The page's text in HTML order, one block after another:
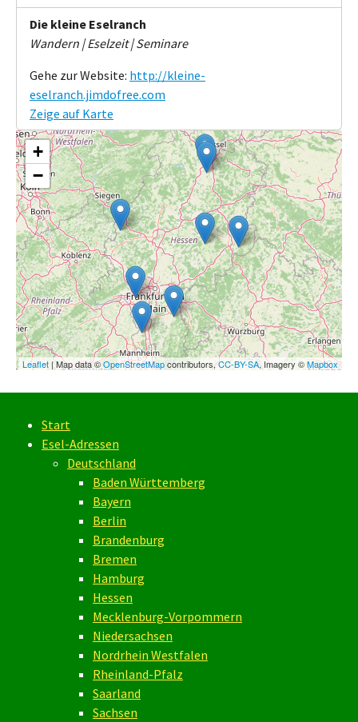
Die kleine Eselranch
Wandern | Eselzeit | Seminare
Gehe zur Website: http://kleine-
eselranch.jimdofree.com
Zeige auf Karte
+
−
Leaflet | Map data ©OpenStreetMapcontributors,CC-BY-SA, Imagery ©Mapbox
Start
Esel-Adressen
Deutschland
Baden Württemberg
Bayern
Berlin
Brandenburg
Bremen
Hamburg
Hessen
Mecklenburg-Vorpommern
Niedersachsen
Nordrhein Westfalen
Rheinland-Pfalz
Saarland
Sachsen